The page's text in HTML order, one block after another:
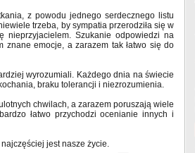
z powodu jednego serdecznego listu
trzeba, by sympatia przerodziła się w
nieprzyjacielem. Szukanie odpowiedzi na
znane emocje, a zarazem tak łatwo się do
wyrozumiali. Każdego dnia na świecie
braku tolerancji i niezrozumienia.
chwilach, a zarazem poruszają wiele
łatwo przychodzi ocenianie innych i
jest nasze życie.